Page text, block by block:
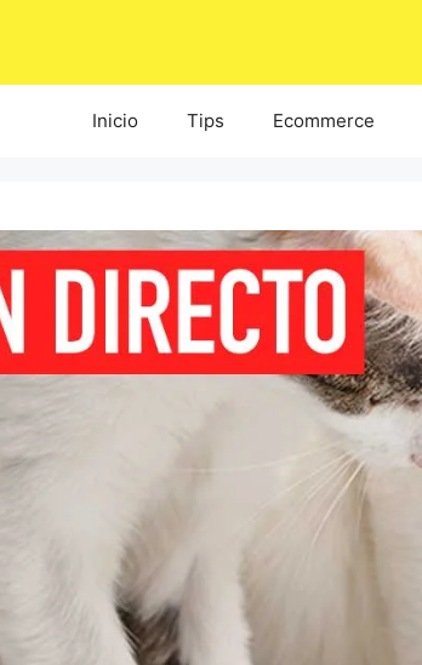
Inicio Tips Ecommerce